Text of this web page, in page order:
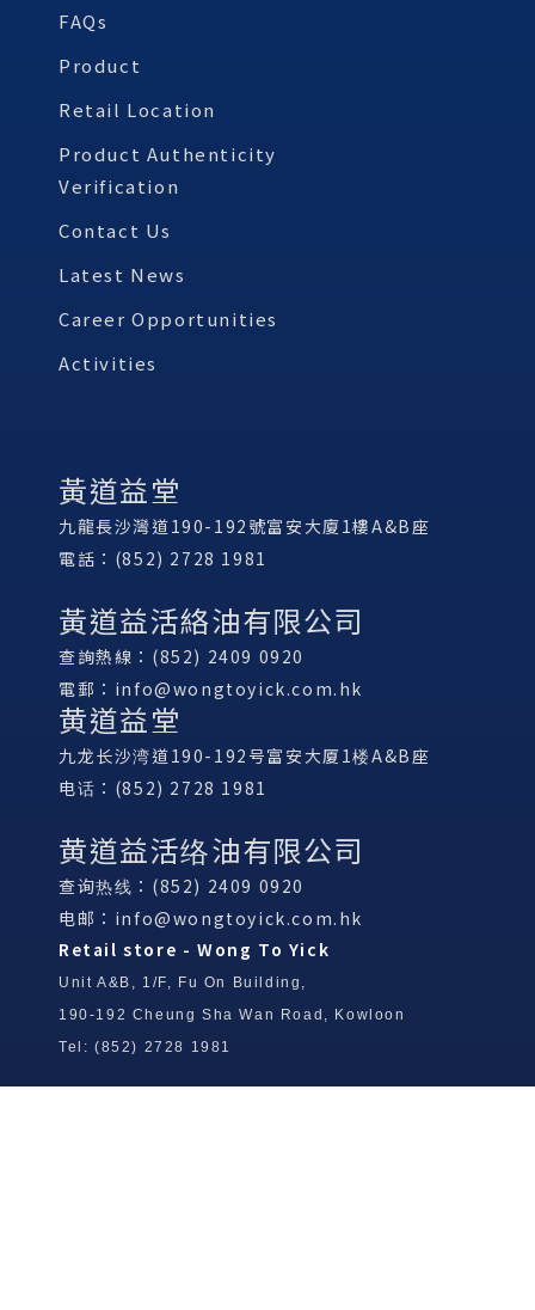
FAQs
Product
Retail Location
Product Authenticity
Verification
Contact Us
Latest News
Career Opportunities
Activities
黃道益堂
九龍長沙灣道190-192號富安大廈1樓A&B座
電話：(852) 2728 1981
黃道益活絡油有限公司
查詢熱線：(852) 2409 0920
電郵： info@wongtoyick.com.hk
黄道益堂
九龙长沙湾道190-192号富安大厦1楼A&B座
电话：(852) 2728 1981
黄道益活络油有限公司
查询热线：(852) 2409 0920
电邮： info@wongtoyick.com.hk
Retail store - Wong To Yick
Unit A&B, 1/F, Fu On Building,
190-192 Cheung Sha Wan Road, Kowloon
Tel: (852) 2728 1981